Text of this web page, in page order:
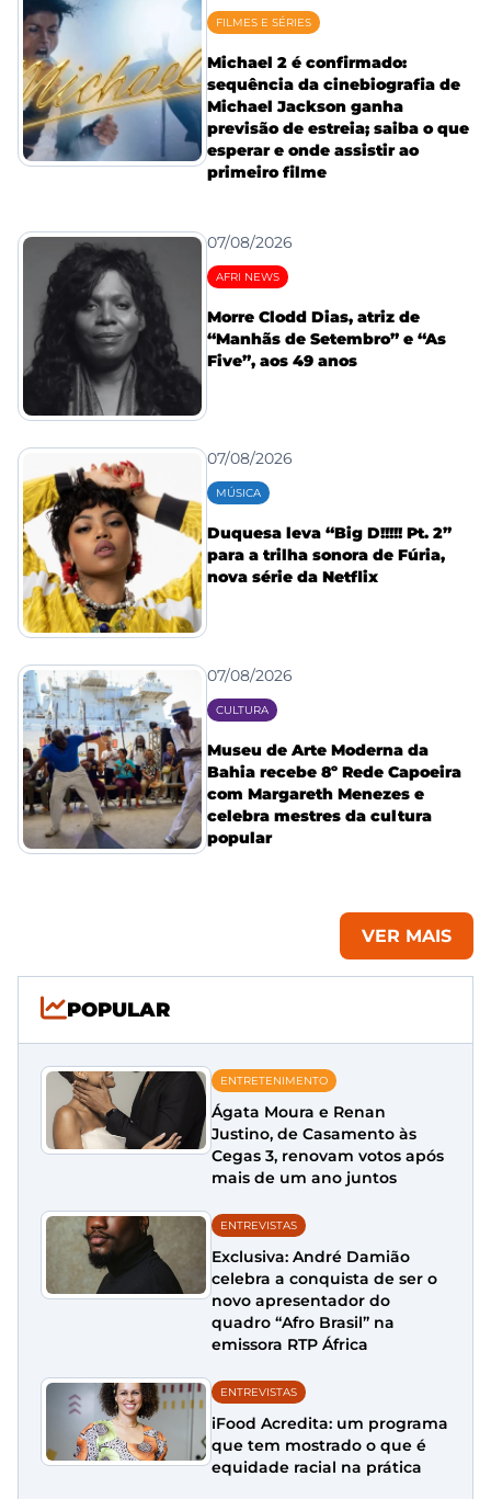
FILMES E SÉRIES
Michael 2 é confirmado:
sequência da cinebiografia de
Michael Jackson ganha
previsão de estreia; saiba o que
esperar e onde assistir ao
primeiro filme
07/08/2026
AFRI NEWS
Morre Clodd Dias, atriz de
“Manhãs de Setembro” e “As
Five”, aos 49 anos
07/08/2026
MÚSICA
Duquesa leva “Big D!!!!! Pt. 2”
para a trilha sonora de Fúria,
nova série da Netflix
07/08/2026
CULTURA
Museu de Arte Moderna da
Bahia recebe 8º Rede Capoeira
com Margareth Menezes e
celebra mestres da cultura
popular
VER MAIS
POPULAR
ENTRETENIMENTO
Ágata Moura e Renan
Justino, de Casamento às
Cegas 3, renovam votos após
mais de um ano juntos
ENTREVISTAS
Exclusiva: André Damião
celebra a conquista de ser o
novo apresentador do
quadro “Afro Brasil” na
emissora RTP África
ENTREVISTAS
iFood Acredita: um programa
que tem mostrado o que é
equidade racial na prática